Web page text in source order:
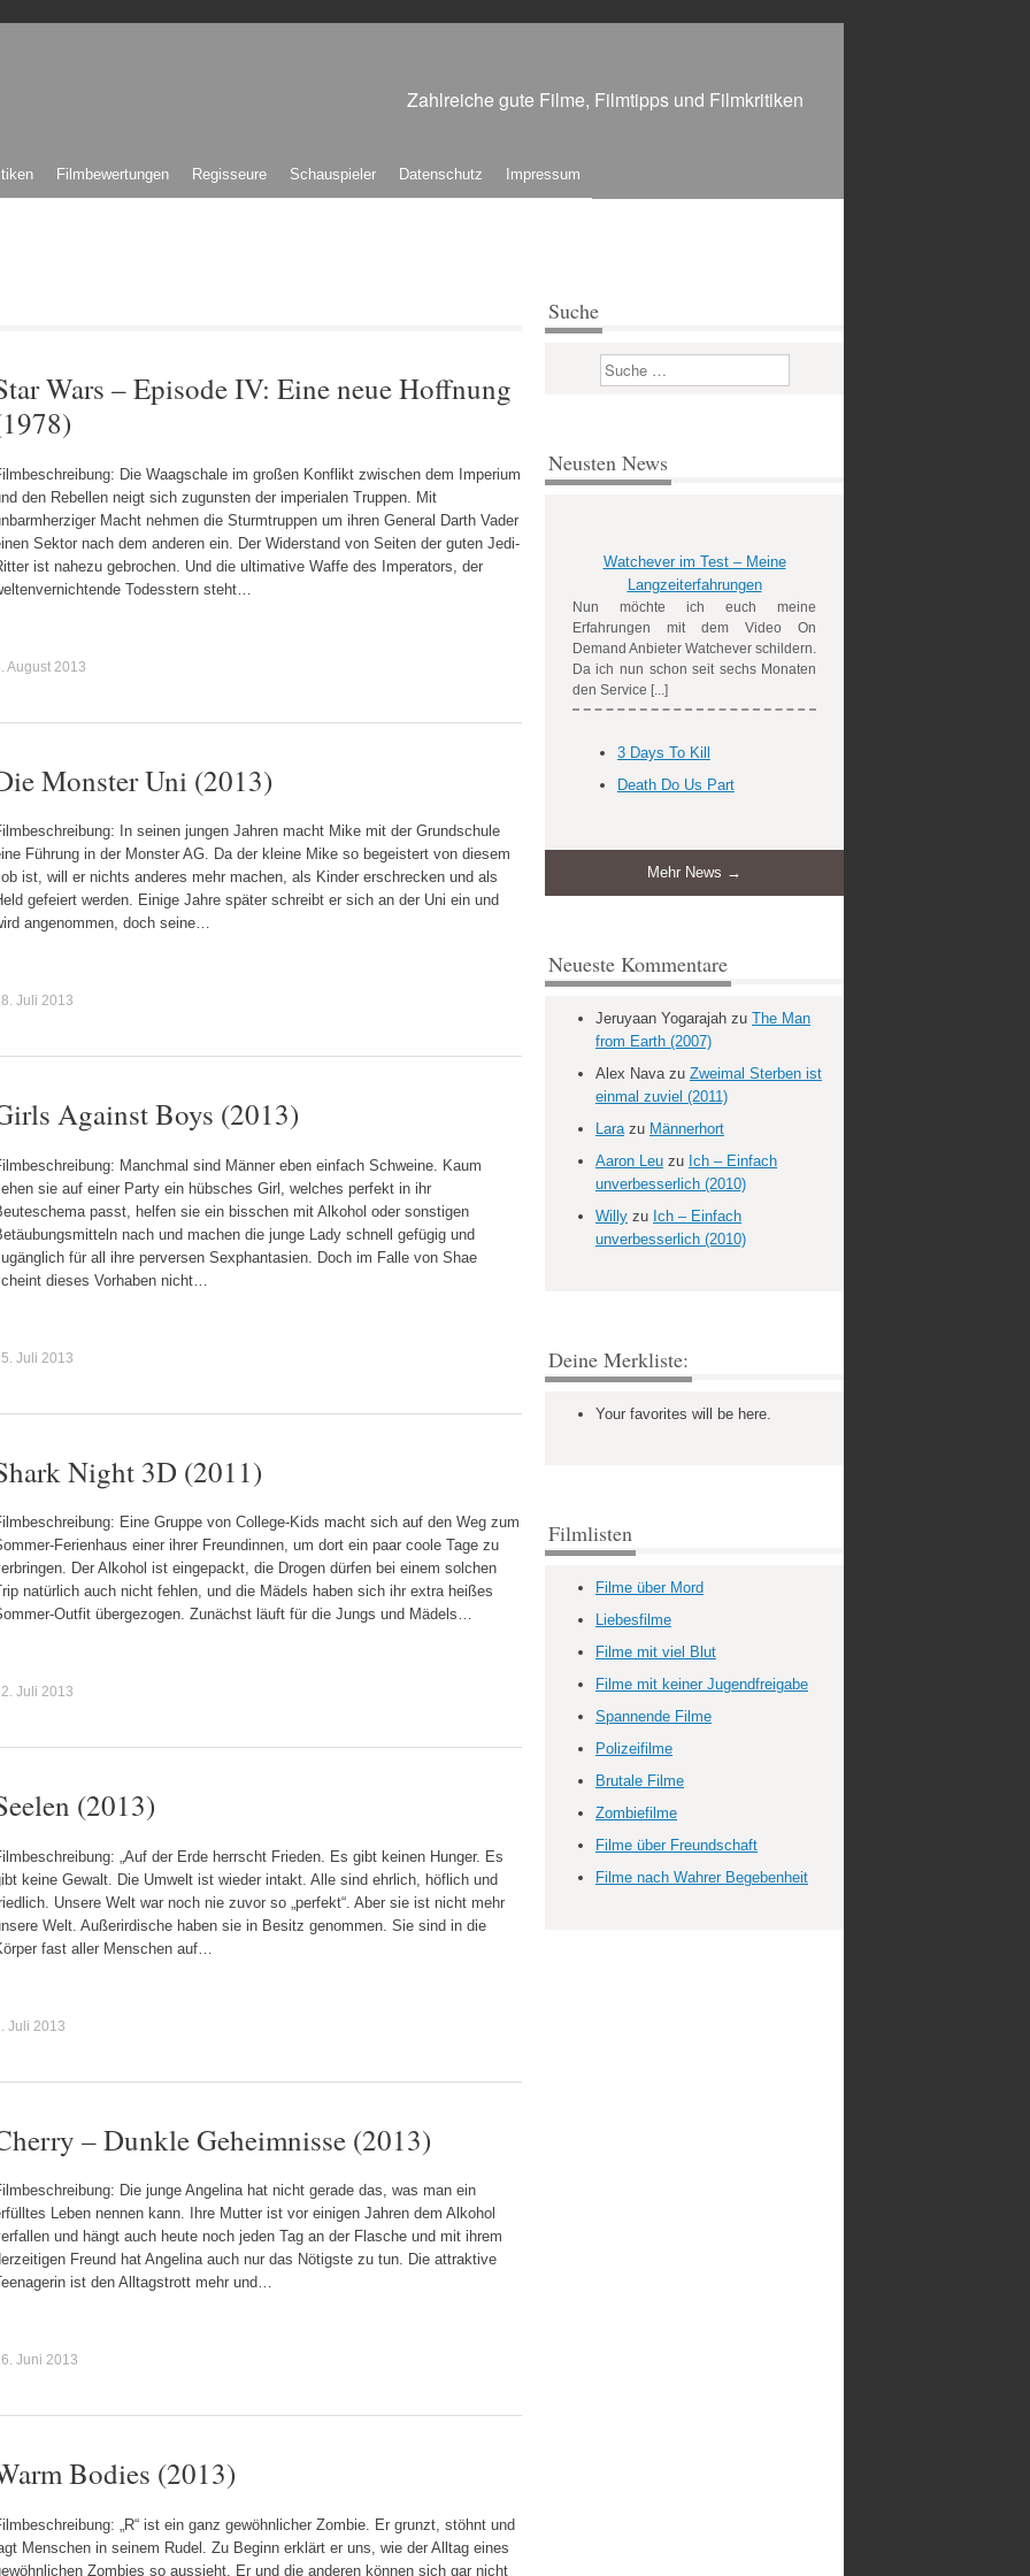
Zahlreiche gute Filme, Filmtipps und Filmkritiken
Filmbewertungen Regisseure Schauspieler Datenschutz Impressum
Wars – Episode IV: Eine neue Hoffnung
Die Waagschale im großen Konflikt zwischen dem Imperium
den Rebellen neigt sich zugunsten der imperialen Truppen. Mit
Macht nehmen die Sturmtruppen um ihren General Darth Vader
Sektor nach dem anderen ein. Der Widerstand von Seiten der guten Jedi-
ist nahezu gebrochen. Und die ultimative Waffe des Imperators, der
Todesstern steht…
August 2013
Monster Uni (2013)
In seinen jungen Jahren macht Mike mit der Grundschule
Führung in der Monster AG. Da der kleine Mike so begeistert von diesem
ist, will er nichts anderes mehr machen, als Kinder erschrecken und als
gefeiert werden. Einige Jahre später schreibt er sich an der Uni ein und
angenommen, doch seine…
Juli 2013
Against Boys (2013)
Manchmal sind Männer eben einfach Schweine. Kaum
sie auf einer Party ein hübsches Girl, welches perfekt in ihr
passt, helfen sie ein bisschen mit Alkohol oder sonstigen
nach und machen die junge Lady schnell gefügig und
für all ihre perversen Sexphantasien. Doch im Falle von Shae
dieses Vorhaben nicht…
Juli 2013
Night 3D (2011)
Eine Gruppe von College-Kids macht sich auf den Weg zum
Ferienhaus einer ihrer Freundinnen, um dort ein paar coole Tage zu
Der Alkohol ist eingepackt, die Drogen dürfen bei einem solchen
natürlich auch nicht fehlen, und die Mädels haben sich ihr extra heißes
Outfit übergezogen. Zunächst läuft für die Jungs und Mädels…
Juli 2013
(2013)
„Auf der Erde herrscht Frieden. Es gibt keinen Hunger. Es
keine Gewalt. Die Umwelt ist wieder intakt. Alle sind ehrlich, höflich und
Unsere Welt war noch nie zuvor so „perfekt“. Aber sie ist nicht mehr
Welt. Außerirdische haben sie in Besitz genommen. Sie sind in die
fast aller Menschen auf…
Juli 2013
– Dunkle Geheimnisse (2013)
Die junge Angelina hat nicht gerade das, was man ein
Leben nennen kann. Ihre Mutter ist vor einigen Jahren dem Alkohol
und hängt auch heute noch jeden Tag an der Flasche und mit ihrem
Freund hat Angelina auch nur das Nötigste zu tun. Die attraktive
ist den Alltagstrott mehr und…
Juni 2013
Bodies (2013)
„R“ ist ein ganz gewöhnlicher Zombie. Er grunzt, stöhnt und
Menschen in seinem Rudel. Zu Beginn erklärt er uns, wie der Alltag eines
Zombies so aussieht. Er und die anderen können sich gar nicht
Suche
Suchen
Neusten News
Watchever im Test – Meine
Langzeiterfahrungen
Nun möchte ich euch meine
Erfahrungen mit dem Video On
Demand Anbieter Watchever schildern.
Da ich nun schon seit sechs Monaten
den Service [...]
3 Days To Kill
Death Do Us Part
Mehr News →
Neueste Kommentare
Jeruyaan Yogarajah zu The Man
from Earth (2007)
Alex Navazu Zweimal Sterben ist
einmal zuviel (2011)
Larazu Männerhort
Aaron Leu zu Ich – Einfach
unverbesserlich (2010)
Willy zu Ich – Einfach
unverbesserlich (2010)
Deine Merkliste:
Your favorites will be here.
Filmlisten
Filme über Mord
Liebesfilme
Filme mit viel Blut
Filme mit keiner Jugendfreigabe
Spannende Filme
Polizeifilme
Brutale Filme
Zombiefilme
Filme über Freundschaft
Filme nach Wahrer Begebenheit